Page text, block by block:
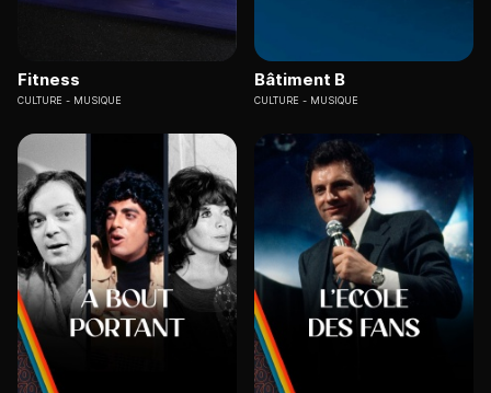
Fitness
CULTURE MUSIQUE
Bâtiment B
CULTURE MUSIQUE